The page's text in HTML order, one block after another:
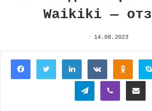
Waikiki —
14.08.2023
FacebookTwitterLinkedInВконтакте
TelegramViber